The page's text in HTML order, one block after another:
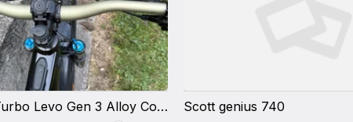
Specialized Turbo Levo Gen 3 Alloy Comp S3 – 700 Wh, Fox vzmetenje, bogato nadgrajen Scott genius 740